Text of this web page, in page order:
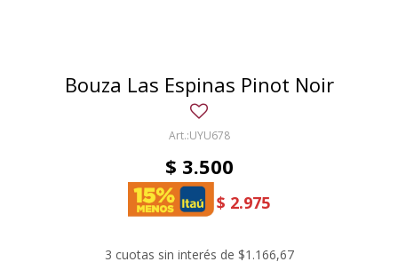
Bouza Las Espinas Pinot Noir
UYU678
$ 3.500
$ 2.975
3 cuotas sin interés de $1.166,67